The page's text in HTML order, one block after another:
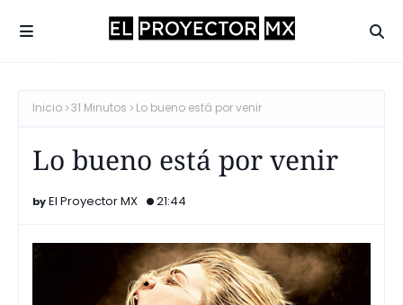
Inicio 31 Minutos Lo bueno está por venir
Lo bueno está por venir
El Proyector MX 21:44